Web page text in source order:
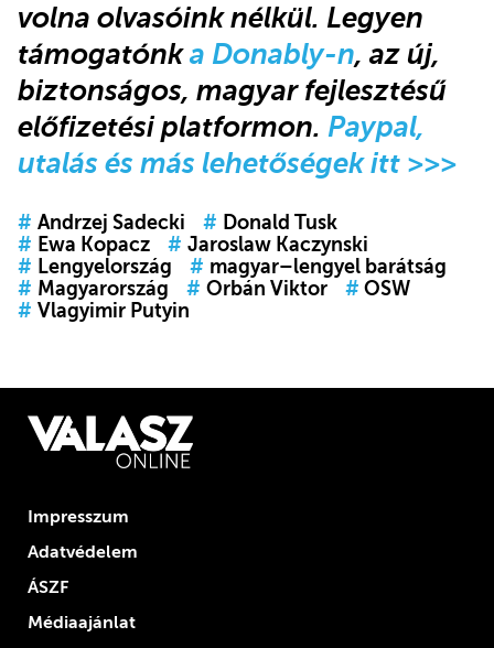
volna olvasóink nélkül. Legyen
támogatónka Donably-n, az új,
biztonságos, magyar fejlesztésű
előfizetési platformon. Paypal,
utalás és más lehetőségek itt >>>
# Andrzej Sadecki # Donald Tusk
# Ewa Kopacz # Jaroslaw Kaczynski
# Lengyelország # magyar–lengyel barátság
# Magyarország # Orbán Viktor # OSW
# Vlagyimir Putyin
Impresszum
Adatvédelem
ÁSZF
Médiaajánlat